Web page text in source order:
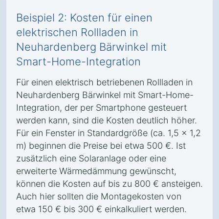
Beispiel 2: Kosten für einen
elektrischen Rollladen in
Neuhardenberg Bärwinkel mit
Smart-Home-Integration
Für einen elektrisch betriebenen Rollladen in
Neuhardenberg Bärwinkel mit Smart-Home-
Integration, der per Smartphone gesteuert
werden kann, sind die Kosten deutlich höher.
Für ein Fenster in Standardgröße (ca. 1,5 x 1,2
m) beginnen die Preise bei etwa 500 €. Ist
zusätzlich eine Solaranlage oder eine
erweiterte Wärmedämmung gewünscht,
können die Kosten auf bis zu 800 € ansteigen.
Auch hier sollten die Montagekosten von
etwa 150 € bis 300 € einkalkuliert werden.